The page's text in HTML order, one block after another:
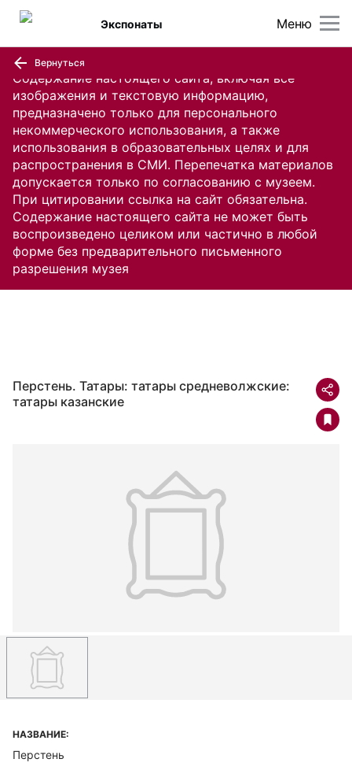
Содержание настоящего сайта, включая все
изображения и текстовую информацию,
предназначено только для персонального
некоммерческого использования, а также
использования в образовательных целях и для
распространения в СМИ. Перепечатка материалов
допускается только по согласованию с музеем.
При цитировании ссылка на сайт обязательна.
Содержание настоящего сайта не может быть
воспроизведено целиком или частично в любой
форме без предварительного письменного
разрешения музея
Меню
Экспонаты
Вернуться
Перстень. Татары: татары средневолжские:
татары казанские
НАЗВАНИЕ:
Перстень